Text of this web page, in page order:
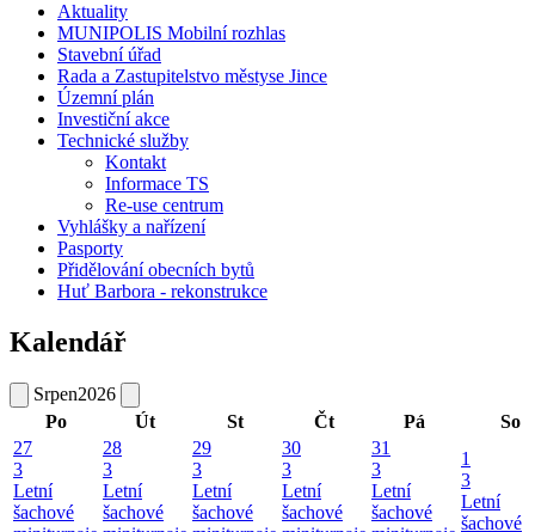
Aktuality
MUNIPOLIS Mobilní rozhlas
Stavební úřad
Rada a Zastupitelstvo městyse Jince
Územní plán
Investiční akce
Technické služby
Kontakt
Informace TS
Re-use centrum
Vyhlášky a nařízení
Pasporty
Přidělování obecních bytů
Huť Barbora - rekonstrukce
Kalendář
Srpen2026
Po
Út St Čt Pá
So
27
3
Letní
šachové
28
3
Letní
šachové
29
3
Letní
šachové
30
3
Letní
šachové
31
3
Letní
šachové
1
3
Letní
šachové